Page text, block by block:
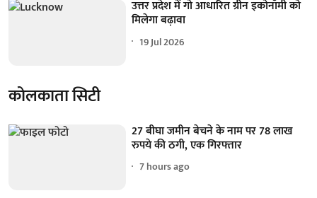
उत्तर प्रदेश में गो आधारित ग्रीन इकोनॉमी को
मिलेगा बढ़ावा
19 Jul 2026
कोलकाता सिटी
27 बीघा जमीन बेचने के नाम पर 78 लाख
रुपये की ठगी, एक गिरफ्तार
7 hours ago